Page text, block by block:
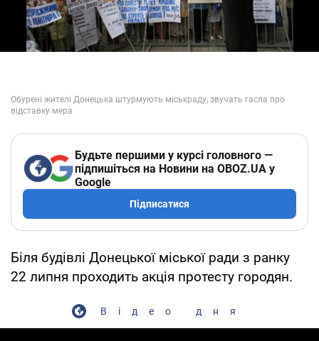
Будьте першими у курсі головного —
підпишіться на Новини на OBOZ.UA у
Google
Підписатися
Біля будівлі Донецької міської ради з ранку
22 липня проходить акція протесту городян.
Відео дня